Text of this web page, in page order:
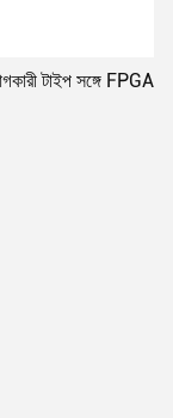
টাইপ সঙ্গে FPGA